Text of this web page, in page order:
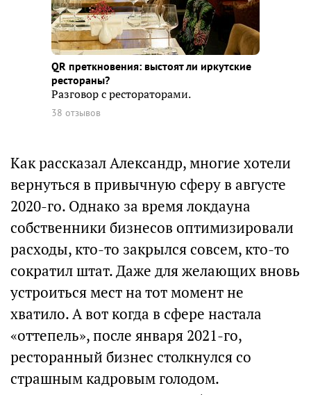
QR преткновения: выстоят ли иркутские
рестораны?
Разговор с рестораторами.
38 отзывов
Как рассказал Александр, многие хотели
вернуться в привычную сферу в августе
2020-го. Однако за время локдауна
собственники бизнесов оптимизировали
расходы, кто-то закрылся совсем, кто-то
сократил штат. Даже для желающих вновь
устроиться мест на тот момент не
хватило. А вот когда в сфере настала
«оттепель», после января 2021-го,
ресторанный бизнес столкнулся со
страшным кадровым голодом.